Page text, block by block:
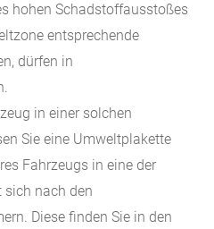
hohen Schadstoffausstoßes
entsprechende
dürfen in
in einer solchen
Sie eine Umweltplakette
Fahrzeugs in eine der
sich nach den
Diese finden Sie in den